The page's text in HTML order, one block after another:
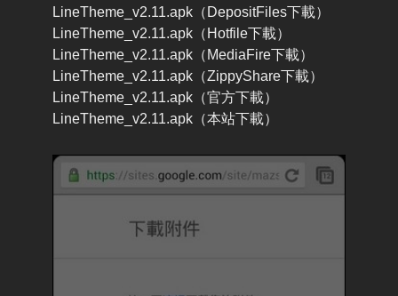
LineTheme_v2.11.apk（DepositFiles下載）
LineTheme_v2.11.apk（Hotfile下載）
LineTheme_v2.11.apk（MediaFire下載）
LineTheme_v2.11.apk（ZippyShare下載）
LineTheme_v2.11.apk（官方下載）
LineTheme_v2.11.apk（本站下載）